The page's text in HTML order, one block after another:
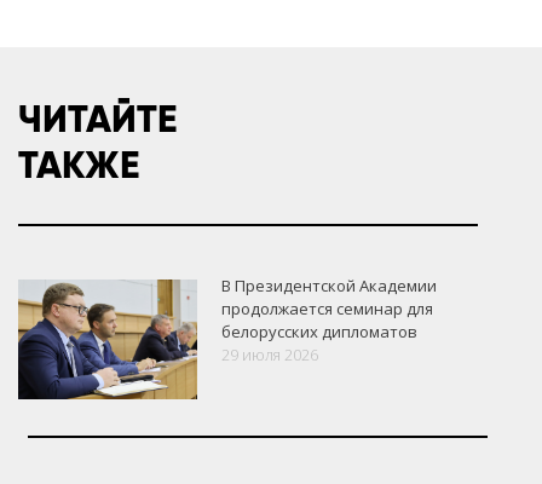
ЧИТАЙТЕ
ТАКЖЕ
В Президентской Академии
продолжается семинар для
белорусских дипломатов
29 июля 2026